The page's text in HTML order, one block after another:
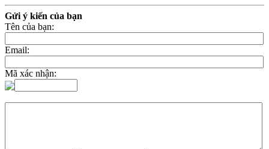
Gửi ý kiến của bạn
Tên của bạn:
Email:
Mã xác nhận: